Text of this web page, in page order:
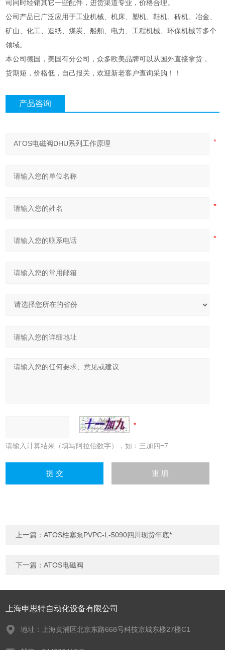
司同时经销其它一些配件，进货渠道专业，价格合理。
公司产品已广泛应用于工业机械、机床、塑机、鞋机、砖机、冶金、
矿山、化工、造纸、煤炭、船舶、电力、工程机械、环保机械等多个
领域。
本公司德国，美国有分公司，众多欧美品牌可以从国外直接拿货，
货期短，价格低，自己报关，欢迎新老客户查询采购！！
产品咨询
请输入计算结果（填写阿拉伯数字），如：三加四=7
上一篇：ATOS柱塞泵PVPC-L-5090四川现货年底*
下一篇：ATOS电磁阀
上海申思特自动化设备有限公司
地址：上海黄浦区北京东路668号科技京城东楼27楼C1